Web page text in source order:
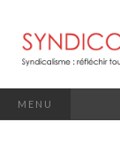
MENU